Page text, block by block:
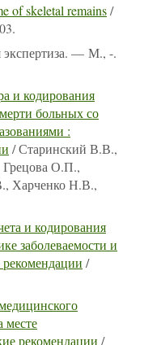
of skeletal remains/
экспертиза. — М., -.
и кодирования
больных со
:
/ Старинский В.В.,
О.П.,
Харченко Н.В.,
и кодирования
заболеваемости и
/
месте
рекомендации /